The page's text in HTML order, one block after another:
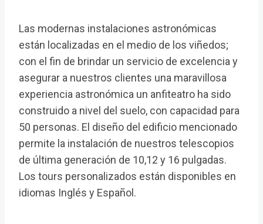
Las modernas instalaciones astronómicas
están localizadas en el medio de los viñedos;
con el fin de brindar un servicio de excelencia y
asegurar a nuestros clientes una maravillosa
experiencia astronómica un anfiteatro ha sido
construido a nivel del suelo, con capacidad para
50 personas. El diseño del edificio mencionado
permite la instalación de nuestros telescopios
de última generación de 10,12 y 16 pulgadas.
Los tours personalizados están disponibles en
idiomas Inglés y Español.